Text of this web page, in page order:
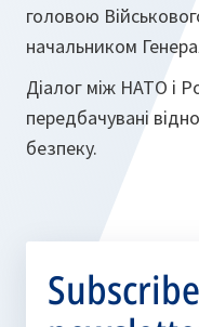
головою
начальником
Діалог між НАТО і
передбачувані
безпеку.